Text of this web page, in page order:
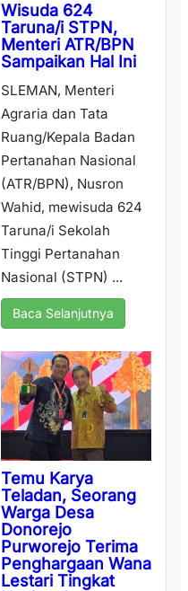
Wisuda 624
Taruna/i STPN,
Menteri ATR/BPN
Sampaikan Hal Ini
SLEMAN, Menteri
Agraria dan Tata
Ruang/Kepala Badan
Pertanahan Nasional
(ATR/BPN), Nusron
Wahid, mewisuda 624
Taruna/i Sekolah
Tinggi Pertanahan
Nasional (STPN) ...
Baca Selanjutnya
Temu Karya
Teladan, Seorang
Warga Desa
Donorejo
Purworejo Terima
Penghargaan Wana
Lestari Tingkat